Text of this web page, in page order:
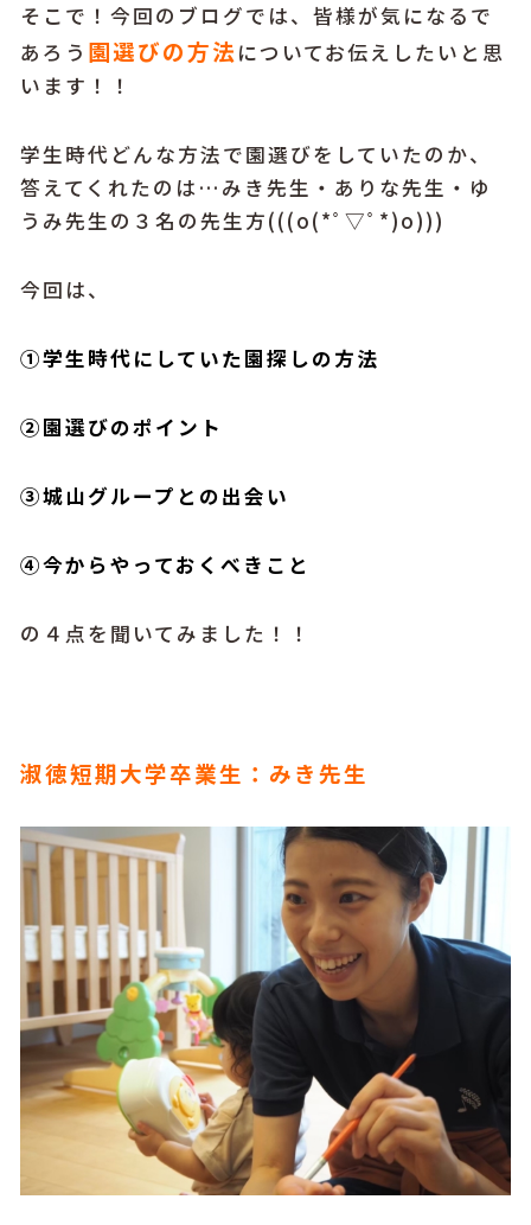
そこで！今回のブログでは、皆様が気になるで
あろう 園選びの方法 についてお伝えしたいと思
います！！
学生時代どんな方法で園選びをしていたのか、
答えてくれたのは…みき先生・ありな先生・ゆ
うみ先生の３名の先生方(((o(*ﾟ▽ﾟ*)o)))
今回は、
①学生時代にしていた園探しの方法
②園選びのポイント
③城山グループとの出会い
④今からやっておくべきこと
の４点を聞いてみました！！
淑徳短期大学卒業生：みき先生